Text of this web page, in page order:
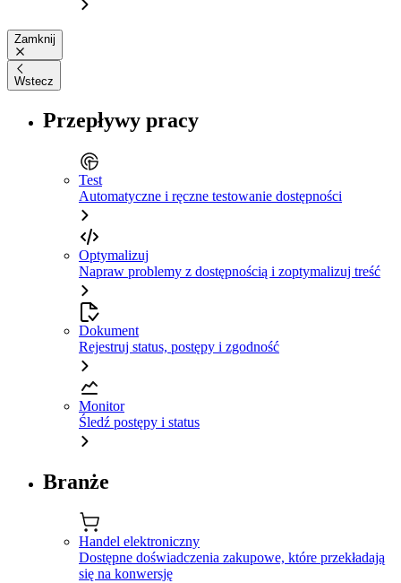
Zamknij
Wstecz
Przepływy pracy
Test
Automatyczne i ręczne testowanie dostępności
Optymalizuj
Napraw problemy z dostępnością i zoptymalizuj treść
Dokument
Rejestruj status, postępy i zgodność
Monitor
Śledź postępy i status
Branże
Handel elektroniczny
Dostępne doświadczenia zakupowe, które przekładają
się na konwersję